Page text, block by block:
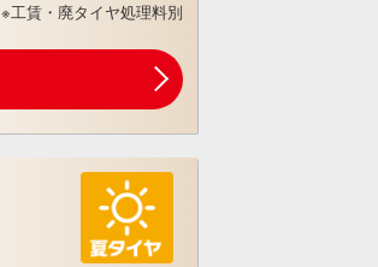
※工賃・廃タイヤ処理料別